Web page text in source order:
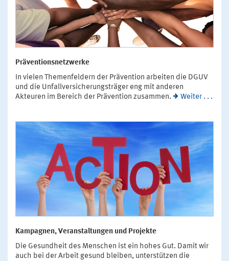
Präventionsnetzwerke
In vielen Themenfeldern der Prävention arbeiten die DGUV
und die Unfallversicherungsträger eng mit anderen
Akteuren im Bereich der Prävention zusammen.
Weiter . . .
Kampagnen, Veranstaltungen und Projekte
Die Gesundheit des Menschen ist ein hohes Gut. Damit wir
auch bei der Arbeit gesund bleiben, unterstützen die